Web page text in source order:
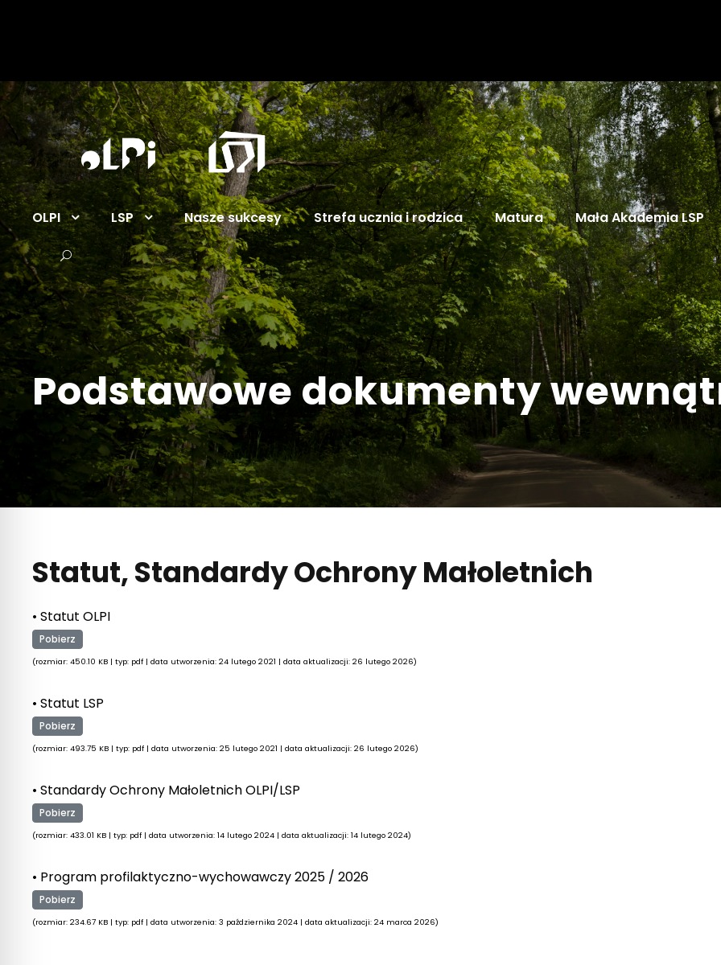
OLPI LSP Nasze sukcesy Strefa ucznia i rodzica Matura Mała Akademia LSP
Podstawowe dokumenty
Statut, Standardy Ochrony Małoletnich
• Statut OLPI
Pobierz
(rozmiar: 450.10 KB | typ: pdf | data utworzenia: 24 lutego 2021 | data aktualizacji: 26 lutego 2026)
• Statut LSP
Pobierz
(rozmiar: 493.75 KB | typ: pdf | data utworzenia: 25 lutego 2021 | data aktualizacji: 26 lutego 2026)
• Standardy Ochrony Małoletnich OLPI/LSP
Pobierz
(rozmiar: 433.01 KB | typ: pdf | data utworzenia: 14 lutego 2024 | data aktualizacji: 14 lutego 2024)
• Program profilaktyczno-wychowawczy 2025 / 2026
Pobierz
(rozmiar: 234.67 KB | typ: pdf | data utworzenia: 3 października 2024 | data aktualizacji: 24 marca 2026)